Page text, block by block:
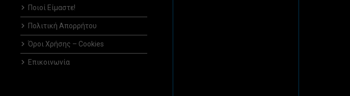
Ποιοί Είμαστε!
Πολιτική Απορρήτου
Όροι Χρήσης – Cookies
Επικοινωνία